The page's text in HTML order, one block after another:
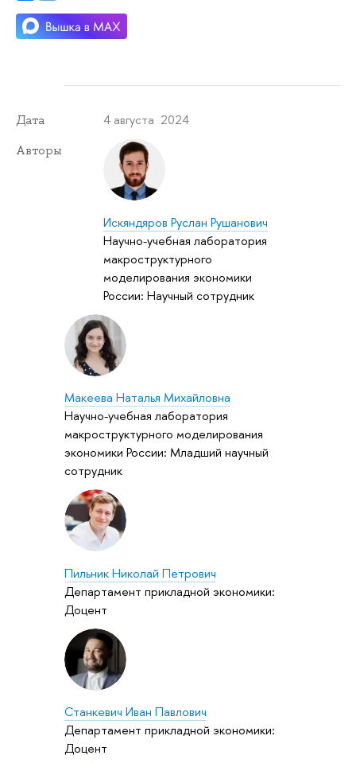
Дата 4 августа 2024
Авторы
Искяндяров Руслан Рушанович
Научно-учебная лаборатория
макроструктурного
моделирования экономики
России: Научный сотрудник
Макеева Наталья Михайловна
Научно-учебная лаборатория
макроструктурного моделирования
экономики России: Младший научный
сотрудник
Пильник Николай Петрович
Департамент прикладной экономики:
Доцент
Станкевич Иван Павлович
Департамент прикладной экономики:
Доцент